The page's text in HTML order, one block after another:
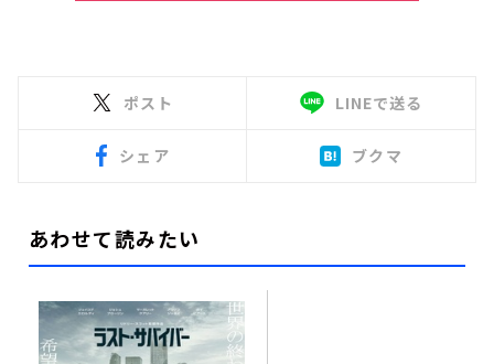
ポスト LINEで送る
シェア ブクマ
あわせて読みたい